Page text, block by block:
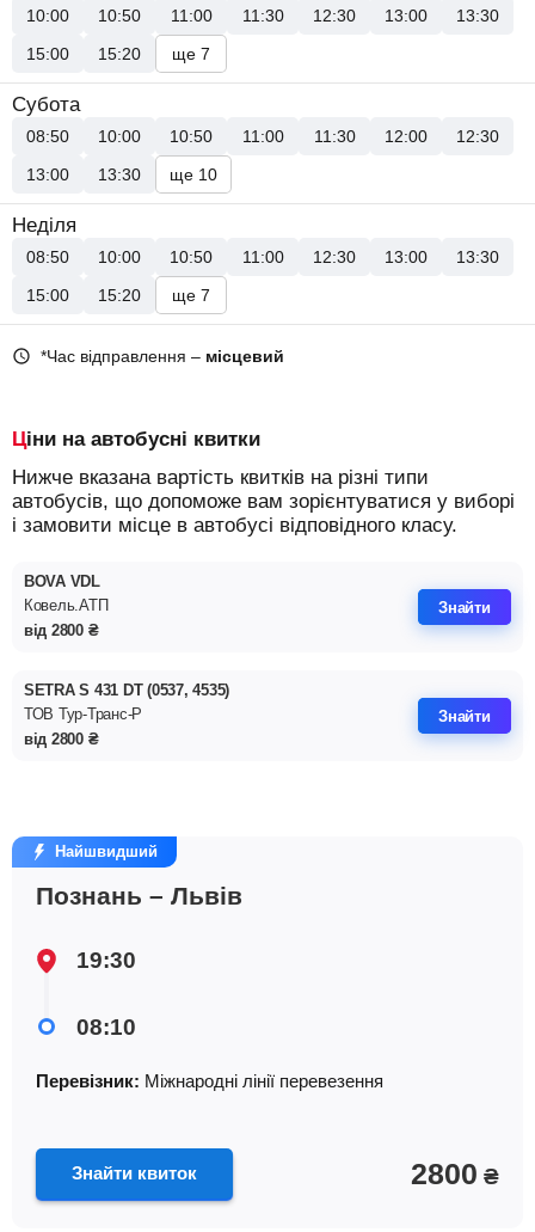
10:00 10:50 11:00 11:30 12:30 13:00
13:30
15:00
15:20 ще 7
Субота
08:50 10:00 10:50 11:00 11:30 12:00
12:30
13:00
13:30 ще 10
Неділя
08:50 10:00 10:50 11:00 12:30 13:00
13:30
15:00
15:20 ще 7
*Час відправлення – місцевий
Ціни на автобусні квитки
Нижче вказана вартість квитків на різні типи
автобусів, що допоможе вам зорієнтуватися у виборі
і замовити місце в автобусі відповідного класу.
BOVA VDL
Ковель.АТП
від 2800 ₴
Знайти
SETRA S 431 DT (0537, 4535)
ТОВ Тур-Транс-Р
від 2800 ₴
Знайти
Найшвидший
Познань – Львів
19:30
08:10
Перевізник: Мiжнароднi лiнiї перевезення
Знайти квиток 2800 ₴